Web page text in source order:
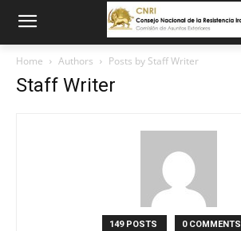
Home Authors Posts by Staff Writer
Staff Writer
149 POSTS 0 COMMENTS